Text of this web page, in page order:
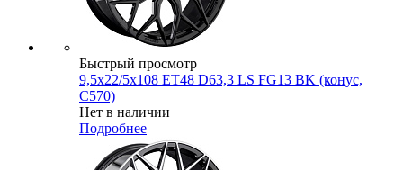
Быстрый просмотр
9,5x22/5x108 ET48 D63,3 LS FG13 BK (конус,
C570)
Нет в наличии
Подробнее